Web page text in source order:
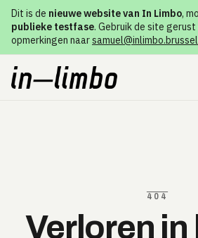
Dit is de nieuwe website van In Limbo,
publieke testfase. Gebruik de site gerust
opmerkingen naar
404
Verloren in